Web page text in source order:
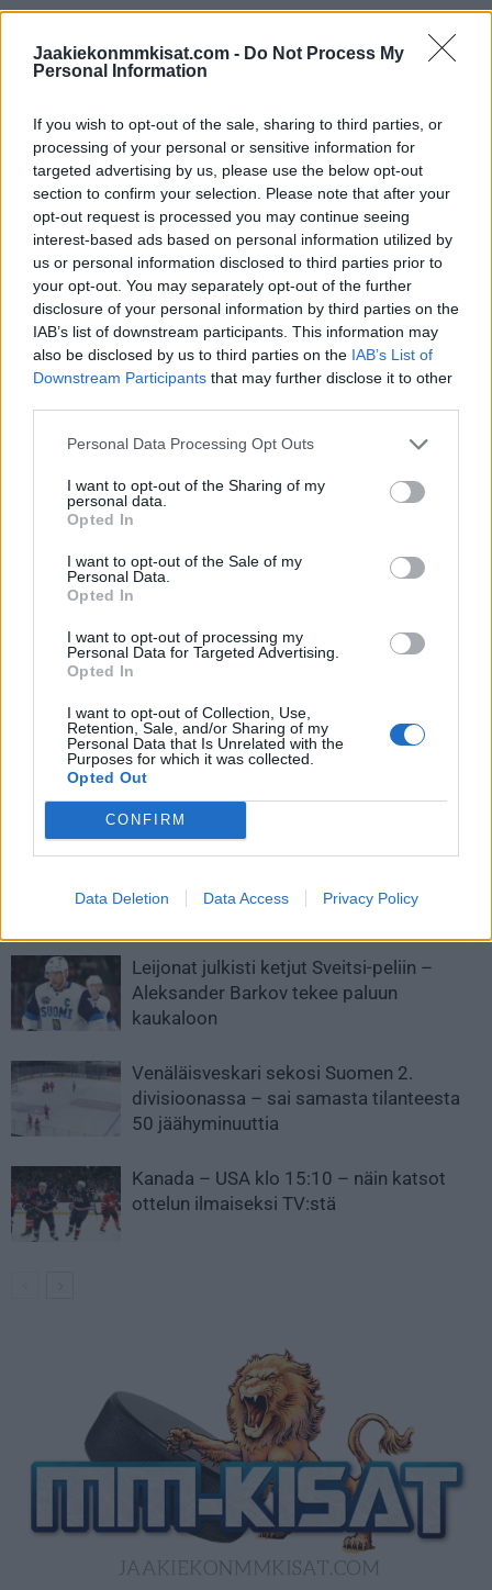
Jaakiekonmmkisat.com - Do Not Process My
Personal Information
If you wish to opt-out of the sale, sharing to third parties, or
processing of your personal or sensitive information for
targeted advertising by us, please use the below opt-out
section to confirm your selection. Please note that after your
opt-out request is processed you may continue seeing
interest-based ads based on personal information utilized by
us or personal information disclosed to third parties prior to
your opt-out. You may separately opt-out of the further
disclosure of your personal information by third parties on the
IAB’s list of downstream participants. This information may
also be disclosed by us to third parties on the IAB’s List of
Downstream Participants that may further disclose it to other
Personal Data Processing Opt Outs
I want to opt-out of the Sharing of my
personal data.
Opted In
I want to opt-out of the Sale of my
Personal Data.
Opted In
I want to opt-out of processing my
Personal Data for Targeted Advertising.
Opted In
I want to opt-out of Collection, Use,
Retention, Sale, and/or Sharing of my
Personal Data that Is Unrelated with the
Purposes for which it was collected.
Opted Out
CONFIRM
Data Deletion Data Access Privacy Policy
52 Rantakari Otso, Neftehimik Nižnekamsk (KHL)
Hyökkääjät:
13 Junttila Julius, Jokerit Helsinki (KHL)
15 Aaltonen Miro, SKA Pieteari (KHL)
19 Savinainen Veli-Matti, Jokerit Helsinki (KHL)
20 Ojamäki Niko, Linköping HC (SHL)
23 Nättinen Joonas, Severstal Tšerepovets (KHL)
25 Karjalainen Jere, HK Sochi (KHL)
28 Ikonen Henri, Jokerit Helsinki (KHL)
34 Nättinen Julius, HC Ambrì-Piotta (NLA)
37 Ruohomaa Mikael, Sibir Novosibirsk (KHL)
62 Leino Robert, Örebro HK (SHL)
71 Puustinen Juuso, Sibir Novosibirsk (KHL)
75 Ilomäki Arttu, Luleå HF (SHL)
82 Pesonen Harri, Metallurg Magnitogorsk (KHL)
Edellinen artikkeli
NHL luopunut 82 ottelun
runkosarjasta – pöydällä alle 60
pelin runkosarja
Seuraava artikkeli
LISÄÄ TEKIJÄLTÄ
Leijonat julkisti ketjut Sveitsi-peliin –
Aleksander Barkov tekee paluun
kaukaloon
Venäläisveskari sekosi Suomen 2.
divisioonassa – sai samasta tilanteesta
50 jäähyminuuttia
Kanada – USA klo 15:10 – näin katsot
ottelun ilmaiseksi TV:stä